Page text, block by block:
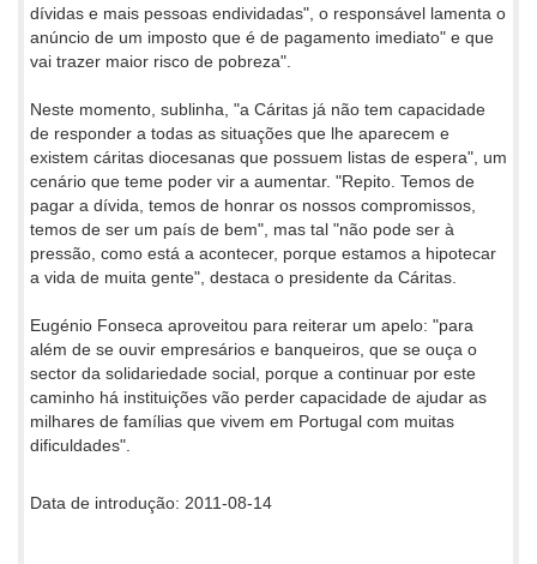
dívidas e mais pessoas endividadas", o responsável lamenta o
anúncio de um imposto que é de pagamento imediato" e que
vai trazer maior risco de pobreza".
Neste momento, sublinha, "a Cáritas já não tem capacidade
de responder a todas as situações que lhe aparecem e
existem cáritas diocesanas que possuem listas de espera", um
cenário que teme poder vir a aumentar. "Repito. Temos de
pagar a dívida, temos de honrar os nossos compromissos,
temos de ser um país de bem", mas tal "não pode ser à
pressão, como está a acontecer, porque estamos a hipotecar
a vida de muita gente", destaca o presidente da Cáritas.
Eugénio Fonseca aproveitou para reiterar um apelo: "para
além de se ouvir empresários e banqueiros, que se ouça o
sector da solidariedade social, porque a continuar por este
caminho há instituições vão perder capacidade de ajudar as
milhares de famílias que vivem em Portugal com muitas
dificuldades".
Data de introdução: 2011-08-14